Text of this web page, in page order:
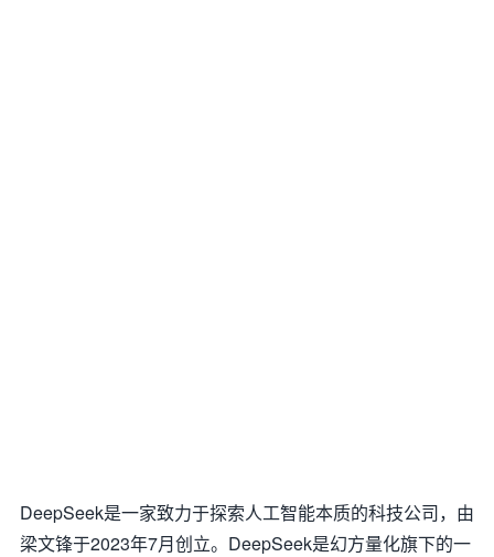
DeepSeek是一家致力于探索人工智能本质的科技公司，由
梁文锋于2023年7月创立。DeepSeek是幻方量化旗下的一